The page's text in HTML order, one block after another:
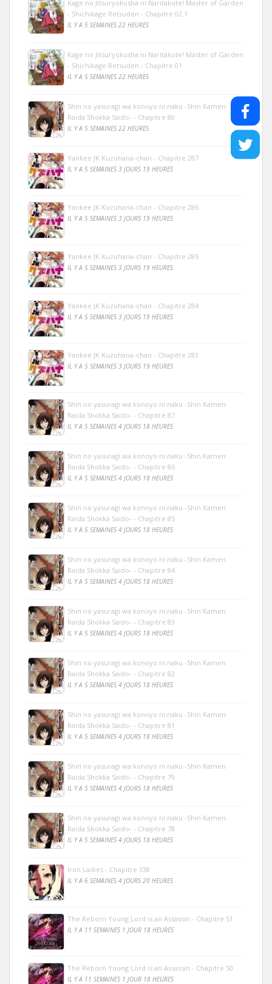
Kage no Jitsuryokusha ni Naritakute! Master of Garden
- Shichikage Retsuden - Chapitre 02.1
IL Y A 5 SEMAINES 22 HEURES
Kage no Jitsuryokusha ni Naritakute! Master of Garden
- Shichikage Retsuden - Chapitre 01
IL Y A 5 SEMAINES 22 HEURES
Shin no yasuragi wa konoyo ni naku -Shin Kamen
Raida Shokka Saido- - Chapitre 80
IL Y A 5 SEMAINES 22 HEURES
Yankee JK Kuzuhana-chan - Chapitre 287
IL Y A 5 SEMAINES 3 JOURS 19 HEURES
Yankee JK Kuzuhana-chan - Chapitre 286
IL Y A 5 SEMAINES 3 JOURS 19 HEURES
Yankee JK Kuzuhana-chan - Chapitre 285
IL Y A 5 SEMAINES 3 JOURS 19 HEURES
Yankee JK Kuzuhana-chan - Chapitre 284
IL Y A 5 SEMAINES 3 JOURS 19 HEURES
Yankee JK Kuzuhana-chan - Chapitre 283
IL Y A 5 SEMAINES 3 JOURS 19 HEURES
Shin no yasuragi wa konoyo ni naku -Shin Kamen
Raida Shokka Saido- - Chapitre 87
IL Y A 5 SEMAINES 4 JOURS 18 HEURES
Shin no yasuragi wa konoyo ni naku -Shin Kamen
Raida Shokka Saido- - Chapitre 86
IL Y A 5 SEMAINES 4 JOURS 18 HEURES
Shin no yasuragi wa konoyo ni naku -Shin Kamen
Raida Shokka Saido- - Chapitre 85
IL Y A 5 SEMAINES 4 JOURS 18 HEURES
Shin no yasuragi wa konoyo ni naku -Shin Kamen
Raida Shokka Saido- - Chapitre 84
IL Y A 5 SEMAINES 4 JOURS 18 HEURES
Shin no yasuragi wa konoyo ni naku -Shin Kamen
Raida Shokka Saido- - Chapitre 83
IL Y A 5 SEMAINES 4 JOURS 18 HEURES
Shin no yasuragi wa konoyo ni naku -Shin Kamen
Raida Shokka Saido- - Chapitre 82
IL Y A 5 SEMAINES 4 JOURS 18 HEURES
Shin no yasuragi wa konoyo ni naku -Shin Kamen
Raida Shokka Saido- - Chapitre 81
IL Y A 5 SEMAINES 4 JOURS 18 HEURES
Shin no yasuragi wa konoyo ni naku -Shin Kamen
Raida Shokka Saido- - Chapitre 79
IL Y A 5 SEMAINES 4 JOURS 18 HEURES
Shin no yasuragi wa konoyo ni naku -Shin Kamen
Raida Shokka Saido- - Chapitre 78
IL Y A 5 SEMAINES 4 JOURS 18 HEURES
Iron Ladies - Chapitre 338
IL Y A 6 SEMAINES 4 JOURS 20 HEURES
The Reborn Young Lord is an Assassin - Chapitre 51
IL Y A 11 SEMAINES 1 JOUR 18 HEURES
The Reborn Young Lord is an Assassin - Chapitre 50
IL Y A 11 SEMAINES 1 JOUR 18 HEURES